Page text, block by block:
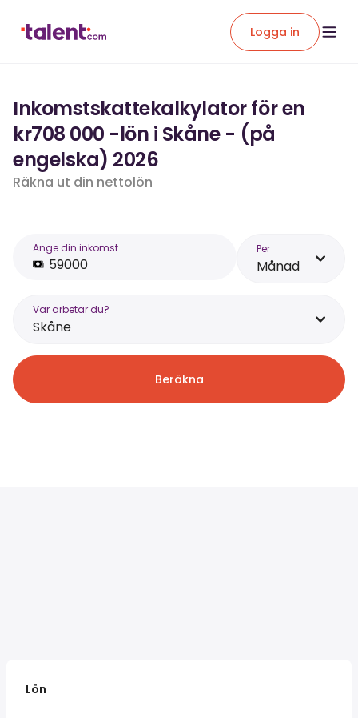
Logga in
Inkomstskattekalkylator för en
kr708 000 -lön i Skåne - (på
engelska) 2026
Räkna ut din nettolön
Ange din inkomst Per
Månad
Var arbetar du?
Skåne
Beräkna
Lön